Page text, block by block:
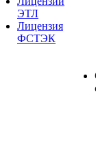
ЭТЛ
Лицензия
ФСТЭК